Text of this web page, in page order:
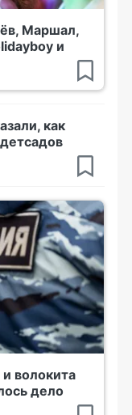
Маршал,
и
как
волокита
дело